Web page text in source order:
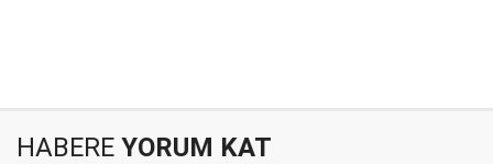
HABERE YORUM KAT